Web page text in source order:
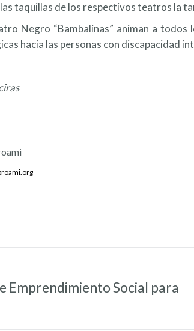
taquillas de los respectivos teatros la
Negro “Bambalinas” animan a
hacia las personas con discapacidad
Emprendimiento Social para